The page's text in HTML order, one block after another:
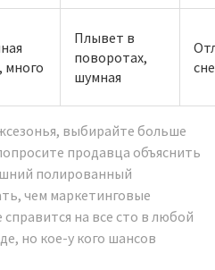
много
Плывет в
поворотах,
шумная
выбирайте больше
продавца объяснить
полированный
чем маркетинговые
на все сто в любой
но кое-у кого шансов